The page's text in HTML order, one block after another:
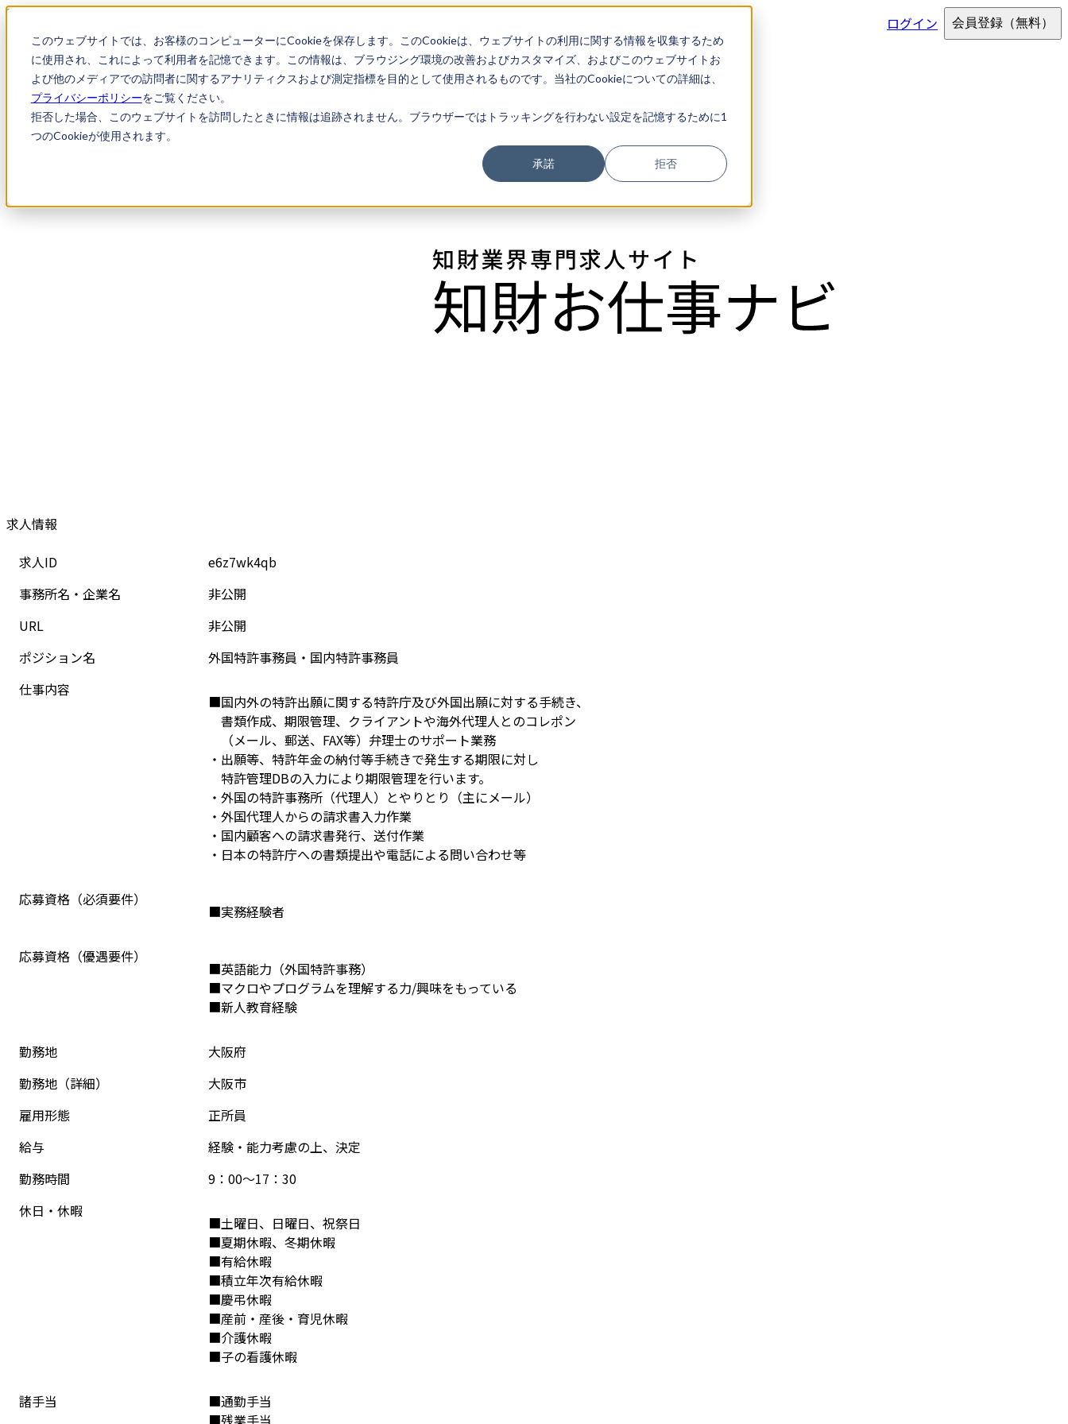
このウェブサイトでは、お客様のコンピューターにCookieを保存します。このCookieは、ウェブサイトの利用に関する情報を収集するため
に使用され、これによって利用者を記憶できます。この情報は、ブラウジング環境の改善およびカスタマイズ、およびこのウェブサイトお
よび他のメディアでの訪問者に関するアナリティクスおよび測定指標を目的として使用されるものです。当社のCookieについての詳細は、
プライバシーポリシーをご覧ください。
拒否した場合、このウェブサイトを訪問したときに情報は追跡されません。ブラウザーではトラッキングを行わない設定を記憶するために1
つのCookieが使用されます。
承諾 拒否
ログイン 会員登録 （無料）
求人検索 【大阪市北区】積極増員 大手弁理士法人 特許事務求人
【大阪市北区】積極増員 大手弁理士法人 特許事務求人｜知財転職・知財お仕事ナビ
求人情報
求人ID
e6z7wk4qb
事務所名・企業名
非公開
URL
非公開
ポジション名
外国特許事務員・国内特許事務員
仕事内容
■国内外の特許出願に関する特許庁及び外国出願に対する手続き、
書類作成、期限管理、クライアントや海外代理人とのコレポン
（メール、郵送、FAX等）弁理士のサポート業務
・出願等、特許年金の納付等手続きで発生する期限に対し
特許管理DBの入力により期限管理を行います。
・外国の特許事務所（代理人）とやりとり（主にメール）
・外国代理人からの請求書入力作業
・国内顧客への請求書発行、送付作業
・日本の特許庁への書類提出や電話による問い合わせ等
応募資格（必須要件）
■実務経験者
応募資格（優遇要件）
■英語能力（外国特許事務）
■マクロやプログラムを理解する力/興味をもっている
■新人教育経験
勤務地
大阪府
勤務地（詳細）
大阪市
雇用形態
正所員
給与
経験・能力考慮の上、決定
勤務時間
9：00～17：30
休日・休暇
■土曜日、日曜日、祝祭日
■夏期休暇、冬期休暇
■有給休暇
■積立年次有給休暇
■慶弔休暇
■産前・産後・育児休暇
■介護休暇
■子の看護休暇
諸手当
■通勤手当